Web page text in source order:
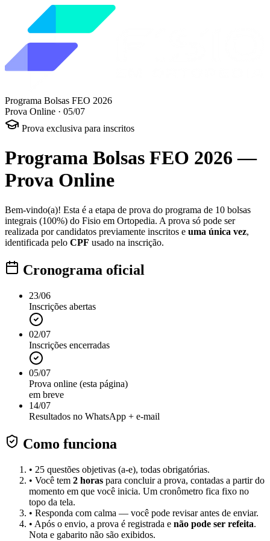
Programa Bolsas FEO 2026
Prova Online · 05/07
Prova exclusiva para inscritos
Programa Bolsas FEO 2026 —
Prova Online
Bem-vindo(a)! Esta é a etapa de prova do programa de 10 bolsas
integrais (100%) do Fisio em Ortopedia. A prova só pode ser
realizada por candidatos previamente inscritos e uma única vez,
identificada pelo CPF usado na inscrição.
Cronograma oficial
23/06
Inscrições abertas
02/07
Inscrições encerradas
05/07
Prova online (esta página)
em breve
14/07
Resultados no WhatsApp + e-mail
Como funciona
• 25 questões objetivas (a-e), todas obrigatórias.
• Você tem 2 horas para concluir a prova, contadas a partir do
momento em que você inicia. Um cronômetro fica fixo no
topo da tela.
• Responda com calma — você pode revisar antes de enviar.
• Após o envio, a prova é registrada e não pode ser refeita.
Nota e gabarito não são exibidos.